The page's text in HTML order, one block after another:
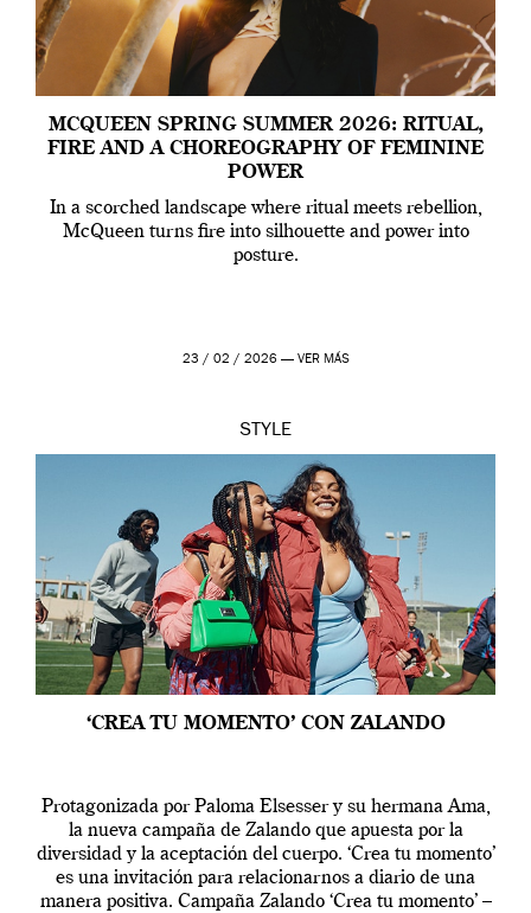
MCQUEEN SPRING SUMMER 2026: RITUAL,
FIRE AND A CHOREOGRAPHY OF FEMININE
POWER
In a scorched landscape where ritual meets rebellion,
McQueen turns fire into silhouette and power into
posture.
23 / 02 / 2026 — VER MÁS
STYLE
‘CREA TU MOMENTO’ CON ZALANDO
Protagonizada por Paloma Elsesser y su hermana Ama,
la nueva campaña de Zalando que apuesta por la
diversidad y la aceptación del cuerpo. ‘Crea tu momento’
es una invitación para relacionarnos a diario de una
manera positiva. Campaña Zalando ‘Crea tu momento’ –